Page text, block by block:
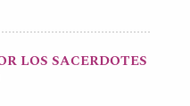
LOS SACERDOTES